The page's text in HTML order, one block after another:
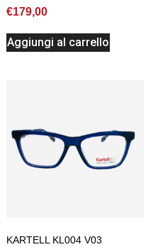
€179,00
Aggiungi al carrello
KARTELL KL004 V03